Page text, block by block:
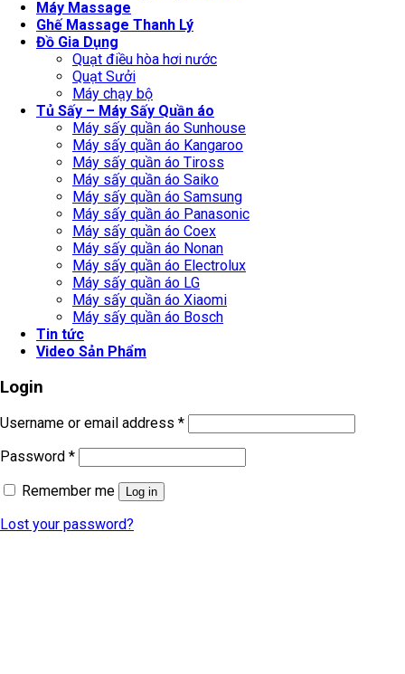
Máy Massage
Ghế Massage Thanh Lý
Đồ Gia Dụng
Quạt điều hòa hơi nước
Quạt Sưởi
Máy chạy bộ
Tủ Sấy – Máy Sấy Quần áo
Máy sấy quần áo Sunhouse
Máy sấy quần áo Kangaroo
Máy sấy quần áo Tiross
Máy sấy quần áo Saiko
Máy sấy quần áo Samsung
Máy sấy quần áo Panasonic
Máy sấy quần áo Coex
Máy sấy quần áo Nonan
Máy sấy quần áo Electrolux
Máy sấy quần áo LG
Máy sấy quần áo Xiaomi
Máy sấy quần áo Bosch
Tin tức
Video Sản Phẩm
Login
Username or email address *
Password *
Remember me
Log in
Lost your password?